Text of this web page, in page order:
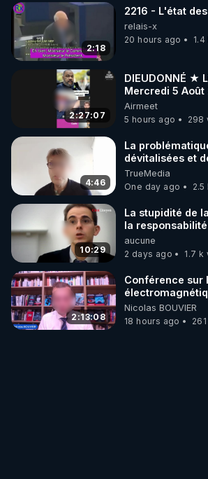
▶ 30 jours gratuit sur l’application
de bien-être ENVOL :
Rendez-vous sur https://
le code : REGENERE
2:18
2216 - L'état
relais-x
20 hours ago
2:27:07
DIEUDONNÉ ★
Mercredi 5 Août
Airmeet
5 hours ago
298
4:46
La
dévitalisées et
TrueMedia
One day ago
10:29
La stupidité de
la responsabilité
concernant le
carbone.
aucune
2 days ago
1.7 k
2:13:08
Conférence sur
Grégoire
Wever !
Nicolas BOUVIER
18 hours ago